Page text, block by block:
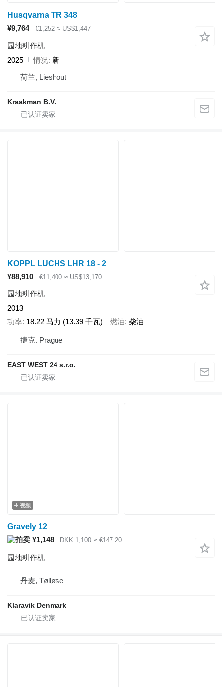
Husqvarna TR 348
¥9,764
€1,252 ≈ US$1,447
园地耕作机
2025
情况 新
荷兰, Lieshout
Kraakman B.V.
KOPPL LUCHS LHR 18 - 2
¥88,910
€11,400 ≈ US$13,170
园地耕作机
2013
功率 18.22 马力 (13.39 千瓦) 燃油 柴油
捷克, Prague
EAST WEST 24 s.r.o.
视频
Gravely 12
¥1,148
DKK 1,100 ≈ €147.20
园地耕作机
丹麦, Tølløse
Klaravik Denmark